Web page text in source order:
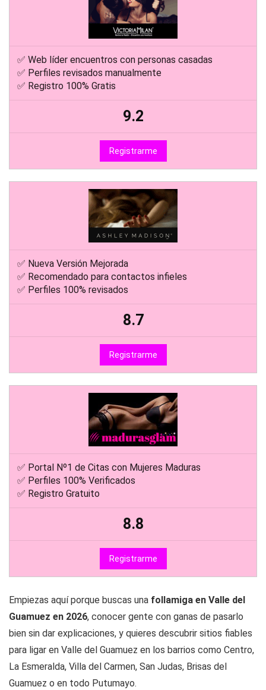
✅ Web líder encuentros con personas casadas
✅ Perfiles revisados manualmente
✅ Registro 100% Gratis
9.2
Registrarme
✅ Nueva Versión Mejorada
✅ Recomendado para contactos infieles
✅ Perfiles 100% revisados
8.7
Registrarme
✅ Portal Nº1 de Citas con Mujeres Maduras
✅ Perfiles 100% Verificados
✅ Registro Gratuito
8.8
Registrarme
Empiezas aquí porque buscas una follamiga en Valle del
Guamuez en 2026, conocer gente con ganas de pasarlo
bien sin dar explicaciones, y quieres descubrir sitios fiables
para ligar en Valle del Guamuez en los barrios como Centro,
La Esmeralda, Villa del Carmen, San Judas, Brisas del
Guamuez o en todo Putumayo.